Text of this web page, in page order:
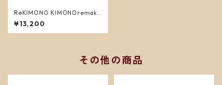
ReKIMONO KIMONOremake
necktie 1
¥13,200
その他の商品